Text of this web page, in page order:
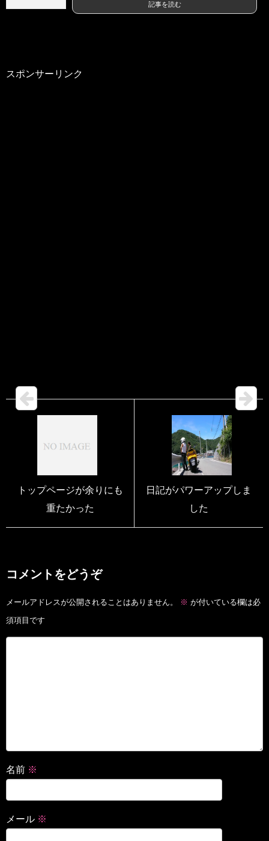
記事を読む
スポンサーリンク
トップページが余りにも
重たかった
日記がパワーアップしま
した
コメントをどうぞ
メールアドレスが公開されることはありません。 ※ が付いている欄は必
須項目です
名前 ※
メール ※